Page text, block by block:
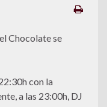
Chocolate se
con la
a las 23:00h, DJ